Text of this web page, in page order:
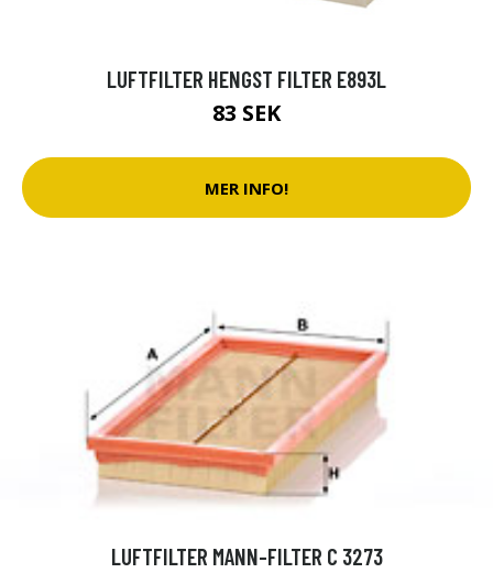
LUFTFILTER HENGST FILTER E893L
83 SEK
MER INFO!
LUFTFILTER MANN-FILTER C 3273